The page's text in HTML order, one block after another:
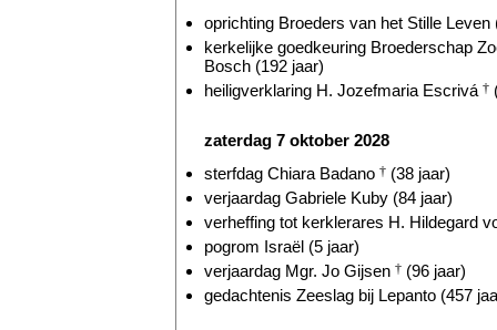
oprichting Broeders van het Stille Leven
kerkelijke goedkeuring Broederschap
Bosch (192 jaar)
heiligverklaring H. Jozefmaria Escrivá †
zaterdag 7 oktober 2028
sterfdag Chiara Badano † (38 jaar)
verjaardag Gabriele Kuby (84 jaar)
verheffing tot kerklerares H. Hildegard
pogrom Israël (5 jaar)
verjaardag Mgr. Jo Gijsen † (96 jaar)
gedachtenis Zeeslag bij Lepanto (457